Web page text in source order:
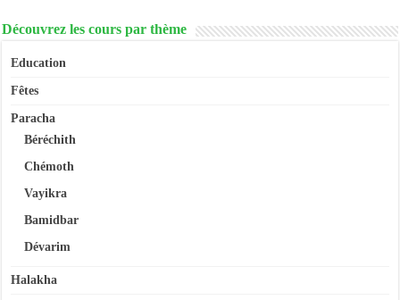
Découvrez les cours par thème
Education
Fêtes
Paracha
Béréchith
Chémoth
Vayikra
Bamidbar
Dévarim
Halakha